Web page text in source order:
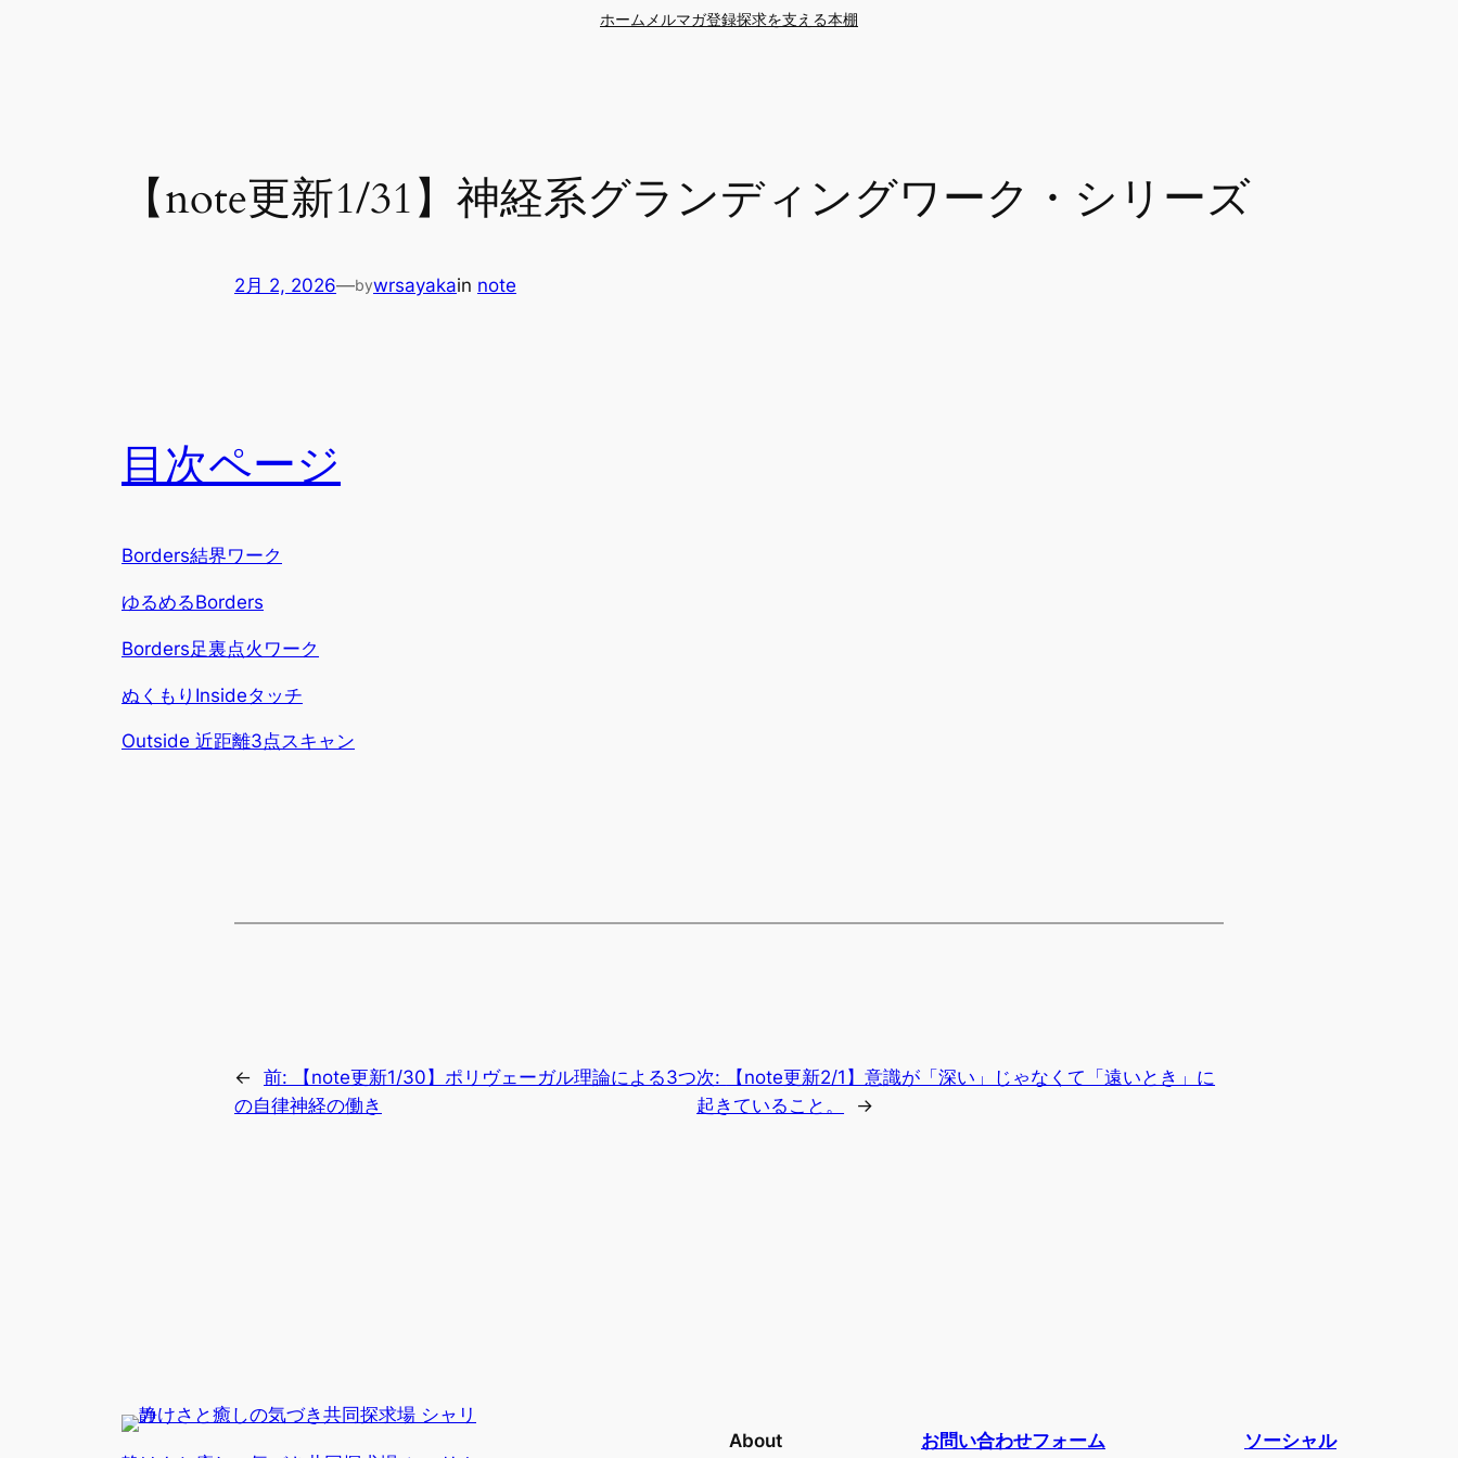
ホームメルマガ登録探求を支える本棚
【note更新1/31】神経系グランディングワーク・シリーズ
2月 2, 2026—bywrsayakain note
目次ページ
Borders結界ワーク
ゆるめるBorders
Borders足裏点火ワーク
ぬくもりInsideタッチ
Outside 近距離3点スキャン
← 前:
【note更新1/30】ポリヴェーガル理論による3つ
の自律神経の働き
次:
【note更新2/1】意識が「深い」じゃなくて「遠いとき」に
起きていること。
→
About お問い合わせフォーム ソーシャル